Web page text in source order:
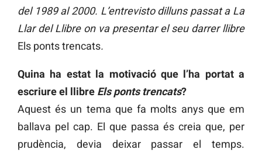
del 1989 al 2000. L’entrevisto dilluns passat a La
Llar del Llibre on va presentar el seu darrer llibre
Els ponts trencats.
Quina ha estat la motivació que l’ha portat a
escriure el llibre Els ponts trencats?
Aquest és un tema que fa molts anys que em
ballava pel cap. El que passa és creia que, per
prudència, devia deixar passar el temps.